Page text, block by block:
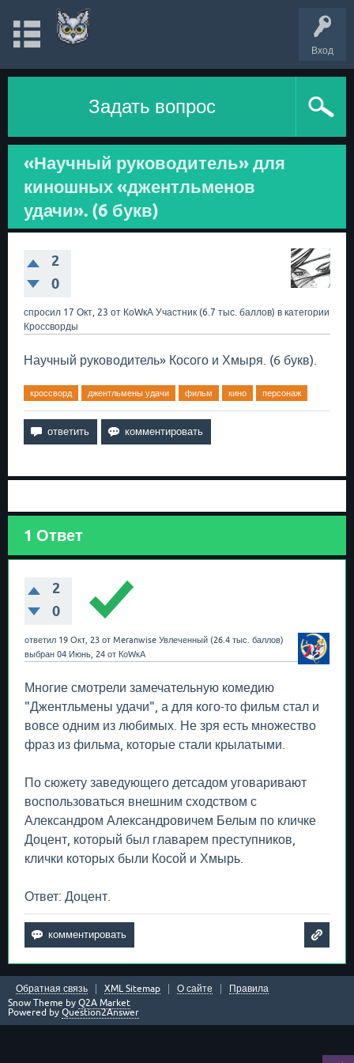
Вход
Задать вопрос
«Научный руководитель» для
киношных «джентльменов
удачи». (6 букв)
2
0
спросил 17 Окт, 23 от КоWкА Участник (6.7 тыс. баллов) в категории
Кроссворды
Научный руководитель» Косого и Хмыря. (6 букв).
кроссворд джентльмены удачи фильм кино персонаж
1 Ответ
2
0
ответил 19 Окт, 23 от Meranwise Увлеченный (26.4 тыс. баллов)
выбран 04 Июнь, 24 от КоWкА
Многие смотрели замечательную комедию
"Джентльмены удачи", а для кого-то фильм стал и
вовсе одним из любимых. Не зря есть множество
фраз из фильма, которые стали крылатыми.
По сюжету заведующего детсадом уговаривают
воспользоваться внешним сходством с
Александром Александровичем Белым по кличке
Доцент, который был главарем преступников,
клички которых были Косой и Хмырь.
Ответ: Доцент.
Обратная связь XML Sitemap О сайте
Правила
Snow Theme by Q2A Market
Powered by Question2Answer